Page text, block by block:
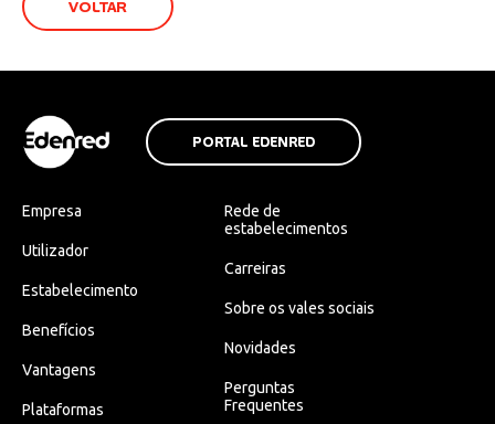
VOLTAR
PORTAL EDENRED
Empresa
Utilizador
Estabelecimento
Benefícios
Vantagens
Plataformas
Rede de
estabelecimentos
Carreiras
Sobre os vales sociais
Novidades
Perguntas
Frequentes